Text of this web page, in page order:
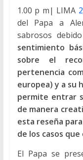
1.00 p m| LIMA
del Papa a
sabrosos
sentimiento
sobre el
pertenencia
europea) y a su
permite entrar
de manera
esta reseña
de los casos
El Papa se